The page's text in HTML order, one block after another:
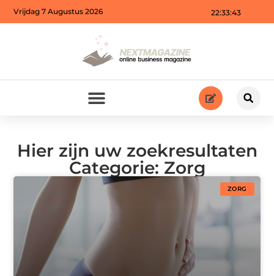
22:33:44
Vrijdag 7 Augustus 2026
Hier zijn uw zoekresultaten
Categorie: Zorg
ZORG